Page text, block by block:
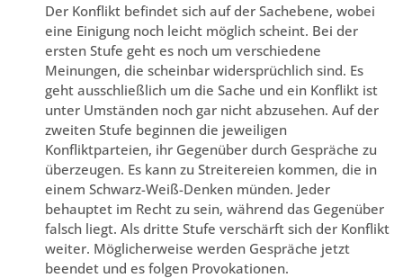
Der Konflikt befindet sich auf der Sachebene, wobei
eine Einigung noch leicht möglich scheint. Bei der
ersten Stufe geht es noch um verschiedene
Meinungen, die scheinbar widersprüchlich sind. Es
geht ausschließlich um die Sache und ein Konflikt ist
unter Umständen noch gar nicht abzusehen. Auf der
zweiten Stufe beginnen die jeweiligen
Konfliktparteien, ihr Gegenüber durch Gespräche zu
überzeugen. Es kann zu Streitereien kommen, die in
einem Schwarz-Weiß-Denken münden. Jeder
behauptet im Recht zu sein, während das Gegenüber
falsch liegt. Als dritte Stufe verschärft sich der Konflikt
weiter. Möglicherweise werden Gespräche jetzt
beendet und es folgen Provokationen.